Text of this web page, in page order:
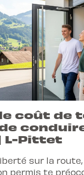
coût de
L-Pittet
sur la
permis te